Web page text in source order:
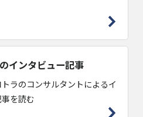
インタビュー記事
ラのコンサルタントによるイ
を読む